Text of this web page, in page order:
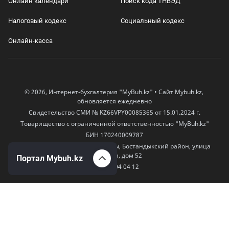
Налоговый кодекс Социальный кодекс
Онлайн-касса
© 2026, Интернет-бухгалтерия "MyBuh.kz" • Сайт Mybuh.kz,
обновляется ежедневно
Свидетельство СМИ № KZ66VPY00085365 от 15.01.2024 г.
Товарищество с ограниченной ответственностью "MyBuh.kz"
БИН 170240009787
050000, Казахстан, город Алматы, Бостандыкский район, улица
Егизбаева, дом 52
+7 777 504 04 12
Портал Mybuh.kz